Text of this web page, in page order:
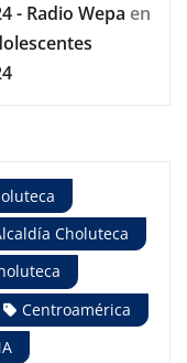
- Radio Wepa en
Choluteca
Centroamérica